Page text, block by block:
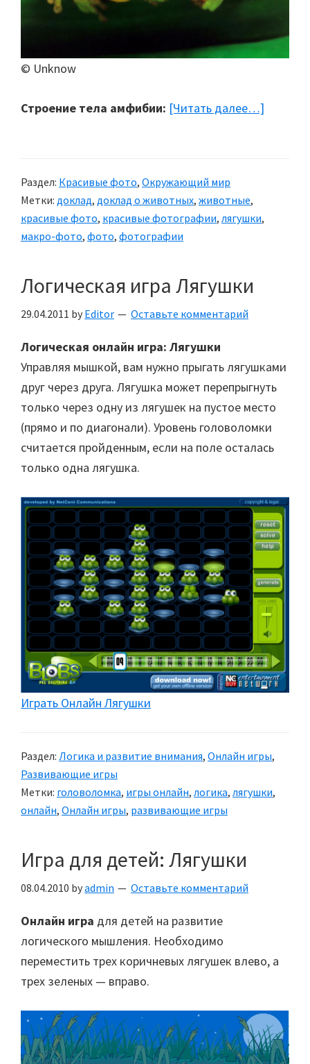
© Unknow
Строение тела амфибии: [Читать далее…]
Раздел: Красивые фото, Окружающий мир
Метки: доклад, доклад о животных, животные,
красивые фото, красивые фотографии, лягушки,
макро-фото, фото, фотографии
Логическая игра Лягушки
29.04.2011 by Editor Оставьте комментарий
Логическая онлайн игра: Лягушки
Управляя мышкой, вам нужно прыгать лягушками
друг через друга. Лягушка может перепрыгнуть
только через одну из лягушек на пустое место
(прямо и по диагонали). Уровень головоломки
считается пройденным, если на поле осталась
только одна лягушка.
Играть Онлайн Лягушки
Раздел: Логика и развитие внимания, Онлайн игры,
Развивающие игры
Метки: головоломка, игры онлайн, логика, лягушки,
онлайн, Онлайн игры, развивающие игры
Игра для детей: Лягушки
08.04.2010 byadmin Оставьте комментарий
Онлайн игра для детей на развитие
логического мышления. Необходимо
переместить трех коричневых лягушек влево, а
трех зеленых — вправо.